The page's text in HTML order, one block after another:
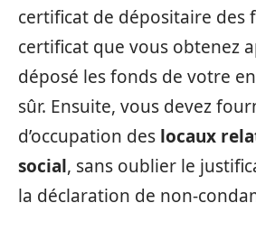
certificat de dépositaire des
certificat que vous obtenez
déposé les fonds de votre
sûr. Ensuite, vous devez
d’occupation des locaux
social, sans oublier le
la déclaration de non-